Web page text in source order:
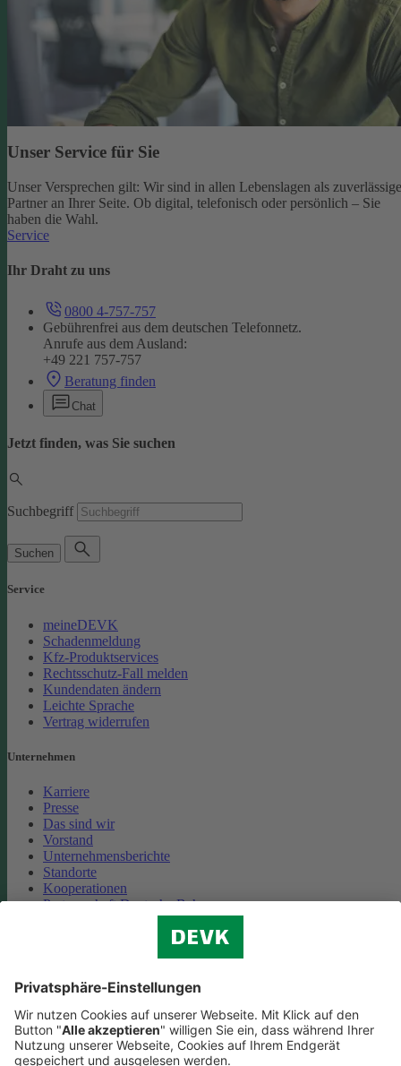
Unser Service für Sie
Unser Versprechen gilt: Wir sind in allen Lebenslagen als
Partner an Ihrer Seite. Ob digital, telefonisch oder persönlich – Sie
haben die Wahl.
Service
Ihr Draht zu uns
0800 4-757-757
Gebührenfrei aus dem deutschen Telefonnetz.
Anrufe aus dem Ausland:
+49 221 757-757
Beratung finden
Chat
Jetzt finden, was Sie suchen
Suchbegriff
Suchen
Service
meineDEVK
Schadenmeldung
Kfz-Produktservices
Rechtsschutz-Fall melden
Kundendaten ändern
Leichte Sprache
Vertrag widerrufen
Unternehmen
Karriere
Presse
Das sind wir
Vorstand
Unternehmensberichte
Standorte
Kooperationen
Partnerschaft Deutsche Bahn
Cookie-Einstellungen